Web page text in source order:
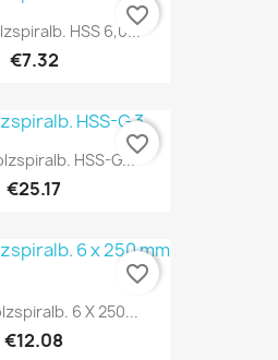
HSS 6,0...
€7.32
favorite_border
HSS-G...
€25.17
favorite_border
6 X 250...
€12.08
favorite_border